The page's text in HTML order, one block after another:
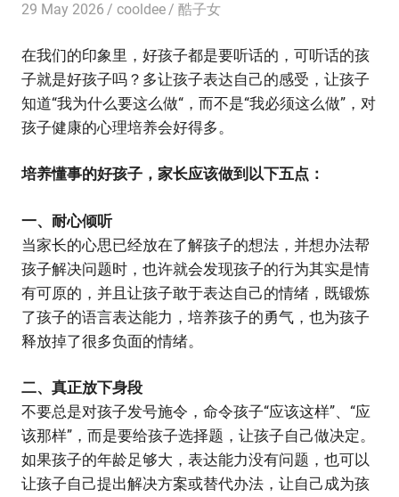
29 May 2026 cooldee 酷子女
在我们的印象里，好孩子都是要听话的，可听话的孩
子就是好孩子吗？多让孩子表达自己的感受，让孩子
知道“我为什么要这么做“，而不是“我必须这么做”，对
孩子健康的心理培养会好得多。
培养懂事的好孩子，家长应该做到以下五点：
一、耐心倾听
当家长的心思已经放在了解孩子的想法，并想办法帮
孩子解决问题时，也许就会发现孩子的行为其实是情
有可原的，并且让孩子敢于表达自己的情绪，既锻炼
了孩子的语言表达能力，培养孩子的勇气，也为孩子
释放掉了很多负面的情绪。
二、真正放下身段
不要总是对孩子发号施令，命令孩子“应该这样”、“应
该那样”，而是要给孩子选择题，让孩子自己做决定。
如果孩子的年龄足够大，表达能力没有问题，也可以
让孩子自己提出解决方案或替代办法，让自己成为孩